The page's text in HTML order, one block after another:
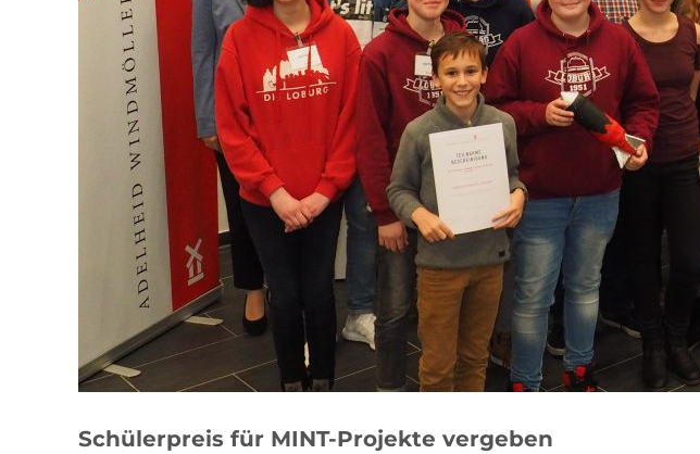
Schülerpreis für MINT-Projekte vergeben